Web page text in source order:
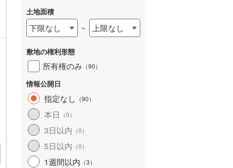
土地面積
下限なし ~ 上限なし
敷地の権利形態
所有権のみ （90）
情報公開日
指定なし （90）
本日 （0）
3日以内 （0）
5日以内 （0）
1週間以内 （3）